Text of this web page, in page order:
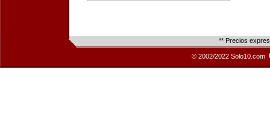
** Precios
© 2002/2022 Solo10.com